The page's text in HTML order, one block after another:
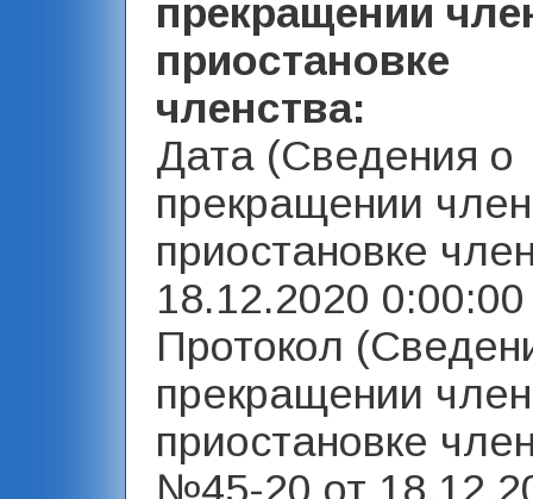
прекращении
приостановке
членства:
Дата (Сведения о
прекращении
приостановке
18.12.2020
Протокол
прекращении
приостановке